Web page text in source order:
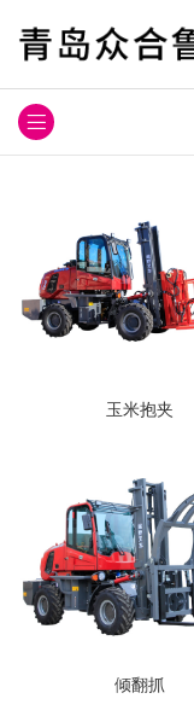
玉米抱夹
倾翻抓